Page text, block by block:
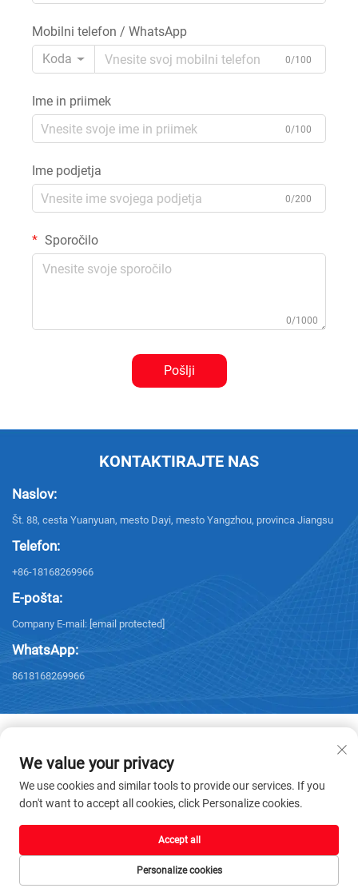
Mobilni telefon / WhatsApp
Koda
0/100
Ime in priimek
0/100
Ime podjetja
0/200
Sporočilo
0/1000
Pošlji
KONTAKTIRAJTE NAS
Naslov:
Št. 88, cesta Yuanyuan, mesto Dayi, mesto Yangzhou, provinca Jiangsu
Telefon:
+86-18168269966
E-pošta:
Company E-mail: [email protected]
WhatsApp:
8618168269966
Avtorske pravice © 2026 Yangzhou Sanxing Technology CO.,LTD. Vse
pravice pridržane. -Politika zasebnosti
We value your privacy
We use cookies and similar tools to provide our services. If you
don't want to accept all cookies, click Personalize cookies.
Personalize cookies
Accept all